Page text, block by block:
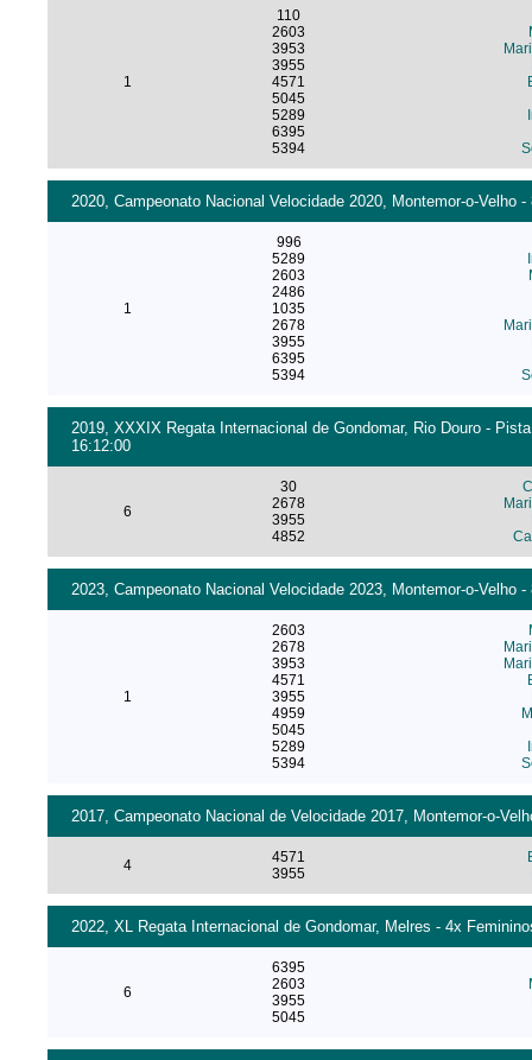
1
110
2603
3953
3955
4571
5045
5289
6395
5394
2020, Campeonato Nacional Velocidade 2020, Montemor-o-Velho
1
996
5289
2603
2486
1035
2678
3955
6395
5394
2019, XXXIX Regata Internacional de Gondomar, Rio Douro -
16:12:00
6
30
2678
3955
4852
2023, Campeonato Nacional Velocidade 2023, Montemor-o-Velho
1
2603
2678
3953
4571
3955
4959
5045
5289
5394
2017, Campeonato Nacional de Velocidade 2017, Montemor-o-
4
4571
3955
2022, XL Regata Internacional de Gondomar, Melres - 4x
6
6395
2603
3955
5045